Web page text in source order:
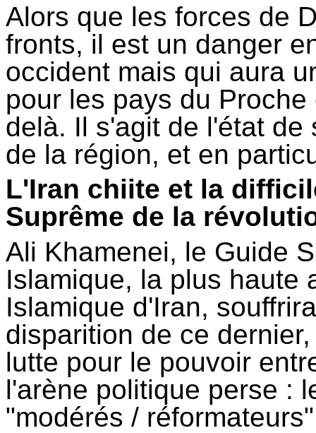
Alors que les forces de
fronts, il est un danger
occident mais qui aura
pour les pays du
delà. Il s'agit de l'état
de la région, et en
L'Iran chiite et la
Suprême de la
Ali Khamenei, le Guide
Islamique, la plus haute
Islamique d'Iran,
disparition de ce
lutte pour le pouvoir
l'arène politique perse :
"modérés /